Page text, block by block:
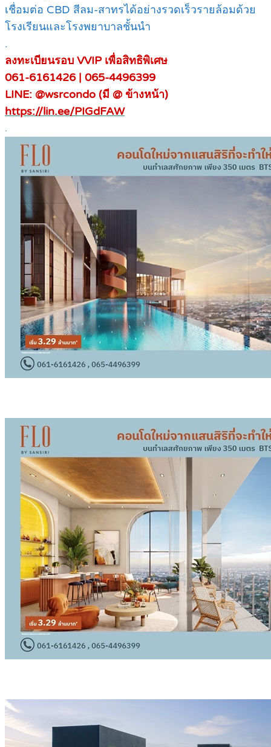
เชื่อมต่อ CBD สีลม-สาทรได้อย่างรวดเร็วรายล้อมด้วย
โรงเรียนและโรงพยาบาลชั้นนำ
.
ลงทะเบียนรอบ VVIP เพื่อสิทธิพิเศษ
061-6161426 | 065-4496399
LINE: @wsrcondo (มี @ ข้างหน้า)
https://lin.ee/PIGdFAW
.